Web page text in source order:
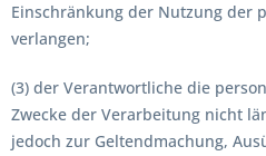
Einschränkung der Nutzung der
verlangen;
(3) der Verantwortliche die
Zwecke der Verarbeitung nicht
jedoch zur Geltendmachung,